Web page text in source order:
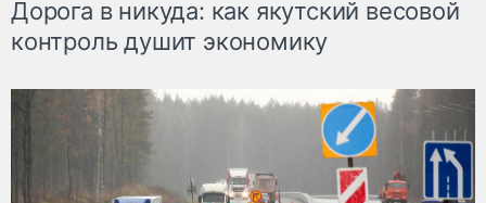
Дорога в никуда: как якутский весовой
контроль душит экономику